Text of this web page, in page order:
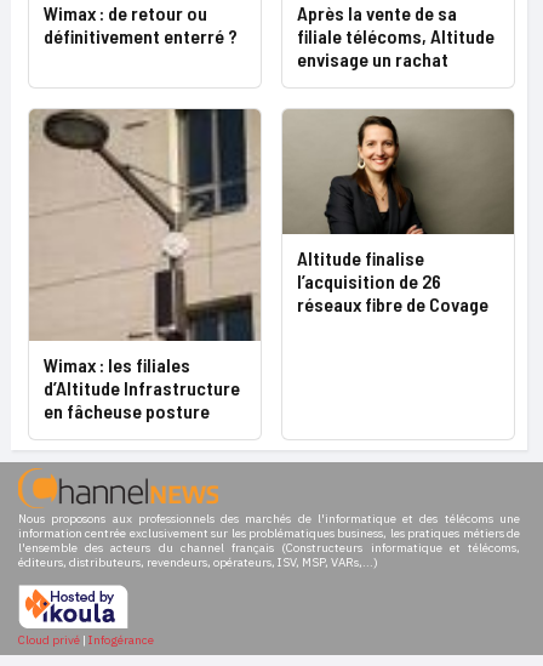
Wimax : de retour ou
définitivement enterré ?
Après la vente de sa
filiale télécoms, Altitude
envisage un rachat
Wimax : les filiales
d’Altitude Infrastructure
en fâcheuse posture
Altitude finalise
l’acquisition de 26
réseaux fibre de Covage
Nous proposons aux professionnels des marchés de l'informatique et des télécoms une
information centrée exclusivement sur les problématiques business, les pratiques métiers de
l'ensemble des acteurs du channel français (Constructeurs informatique et télécoms,
éditeurs, distributeurs, revendeurs, opérateurs, ISV, MSP, VARs,...)
Cloud privé | Infogérance